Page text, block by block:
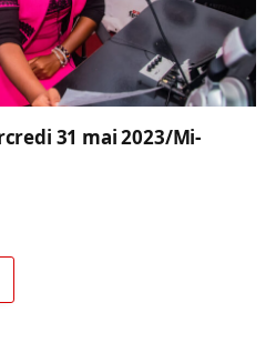
31 mai 2023/Mi-